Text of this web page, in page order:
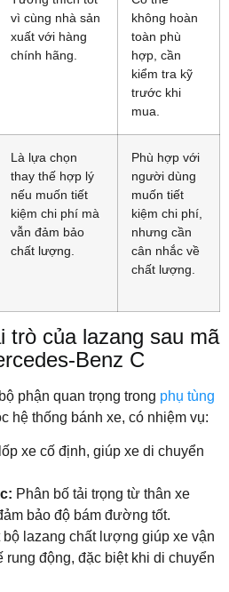
vì cùng nhà sản
xuất với hàng
chính hãng.
không hoàn
toàn phù
hợp, cần
kiểm tra kỹ
trước khi
mua.
Là lựa chọn
thay thế hợp lý
nếu muốn tiết
kiệm chi phí mà
vẫn đảm bảo
chất lượng.
Phù hợp với
người dùng
muốn tiết
kiệm chi phí,
nhưng cần
cân nhắc về
chất lượng.
trò của lazang sau mã
Benz C
phận quan trọng trong phụ tùng
hệ thống bánh xe, có nhiệm vụ:
xe cố định, giúp xe di chuyển
Phân bố tải trọng từ thân xe
bảo độ bám đường tốt.
bộ lazang chất lượng giúp xe vận
rung động, đặc biệt khi di chuyển